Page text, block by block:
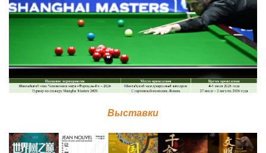
Выставки